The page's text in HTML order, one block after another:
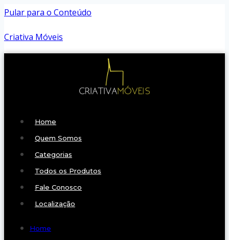
Pular para o Conteúdo
Criativa Móveis
Home
Quem Somos
Categorias
Todos os Produtos
Fale Conosco
Localização
Home